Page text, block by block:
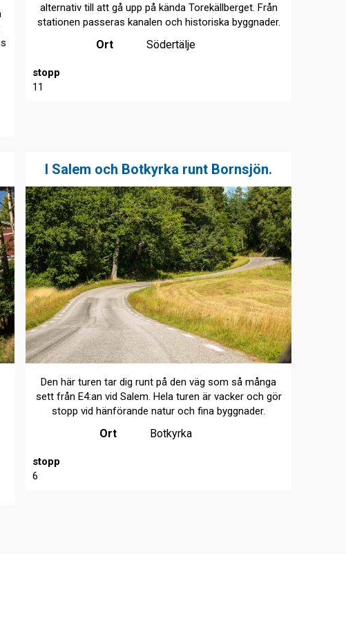
alternativ till att gå upp på kända Torekällberget. Från
stationen passeras kanalen och historiska byggnader.
Ort Södertälje
stopp
11
I Salem och Botkyrka runt Bornsjön.
Den här turen tar dig runt på den väg som så många
sett från E4:an vid Salem. Hela turen är vacker och gör
stopp vid hänförande natur och fina byggnader.
Ort Botkyrka
stopp
6